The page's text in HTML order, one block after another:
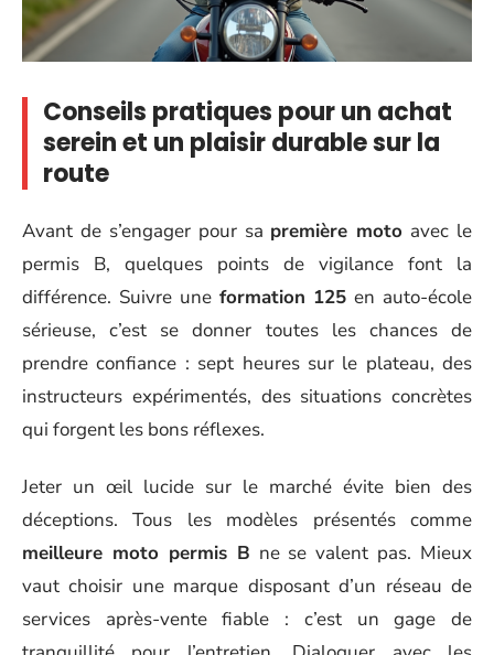
Conseils pratiques pour un achat
serein et un plaisir durable sur la
route
Avant de s’engager pour sa première moto avec le
permis B, quelques points de vigilance font la
différence. Suivre une formation 125 en auto-école
sérieuse, c’est se donner toutes les chances de
prendre confiance : sept heures sur le plateau, des
instructeurs expérimentés, des situations concrètes
qui forgent les bons réflexes.
Jeter un œil lucide sur le marché évite bien des
déceptions. Tous les modèles présentés comme
meilleure moto permis B ne se valent pas. Mieux
vaut choisir une marque disposant d’un réseau de
services après-vente fiable : c’est un gage de